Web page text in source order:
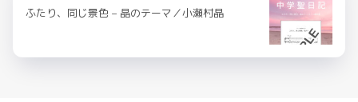
ふたり、同じ景色 – 晶のテーマ／小瀬村晶